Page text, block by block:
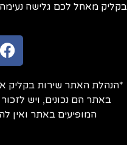
מאחל לכם גלישה נעימה
האתר שירות בקליק
באתר הם נכונים, ויש לזכור
המופיעים באתר ואין